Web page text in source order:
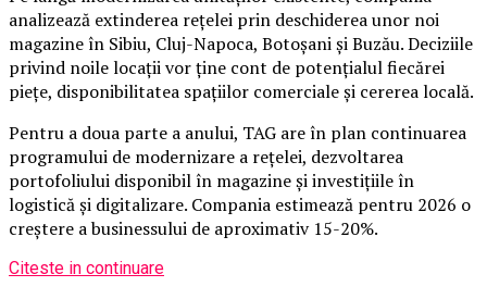
analizează extinderea rețelei prin deschiderea unor noi
magazine în Sibiu, Cluj-Napoca, Botoșani și Buzău. Deciziile
privind noile locații vor ține cont de potențialul fiecărei
piețe, disponibilitatea spațiilor comerciale și cererea locală.
Pentru a doua parte a anului, TAG are în plan continuarea
programului de modernizare a rețelei, dezvoltarea
portofoliului disponibil în magazine și investițiile în
logistică și digitalizare. Compania estimează pentru 2026 o
creștere a businessului de aproximativ 15-20%.
Citeste in continuare